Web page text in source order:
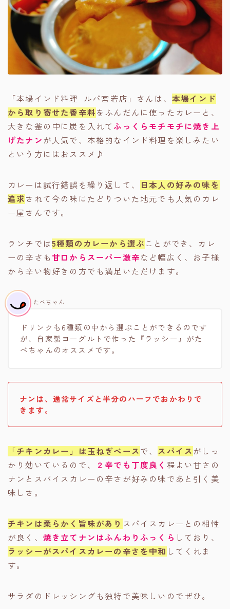
「本場インド料理 ルパ宮若店」さんは、 本場インド
から取り寄せた香辛料をふんだんに使ったカレーと、
大きな釜の中に炭を入れてふっくらモチモチに焼き上
げたナン が人気で、本格的なインド料理を楽しみたい
という方にはおススメ♪
カレーは試行錯誤を繰り返して、
日本人の好みの味を
追求されて今の味にたどりついた地元でも人気のカレ
ー屋さんです。
ランチでは5種類のカレーから選ぶ ことができ、カレ
ーの辛さも 甘口からスーパー激辛など幅広く、お子様
から辛い物好きの方でも満足いただけます。
ドリンクも6種類の中から選ぶことができるのです
が、自家製ヨーグルトで作った『ラッシー』がた
べちゃんのオススメです。
たべちゃん
ナンは、通常サイズと半分のハーフでおかわりで
きます。
「チキンカレー」は玉ねぎベースで、 スパイス がしっ
かり効いているので、
２辛でも丁度良く 程よい甘さの
ナンとスパイスカレーの辛さが好みの味であと引く美
味しさ。
チキンは柔らかく旨味があり スパイスカレーとの相性
が良く、 焼き立てナンはふんわりふっくら しており、
ラッシーがスパイスカレーの辛さを中和 してくれま
す。
サラダのドレッシングも独特で美味しいのでぜひ。